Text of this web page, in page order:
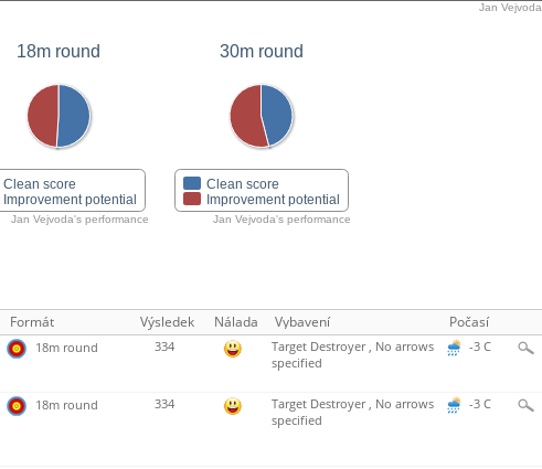
Jan
18m round
Clean score
Improvement potential
Jan Vejvoda's performance
30m round
Clean score
Improvement potential
Jan Vejvoda's performance
Formát Výsledek Nálada Vybavení Počasí
18m round 334
Target Destroyer , No arrows
specified
-3 C
18m round 334
Target Destroyer , No arrows
specified
-3 C